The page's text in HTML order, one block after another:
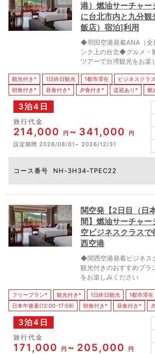
港）燃油サーチャ
に台北市内と九分
飯店）宿泊]利用
◆羽田空港発着ANA（全
ンク上の台北◆グルメ・
ツアーで台湾観光をお楽
観光付き* 1日終日観光 1都市滞在 ビジネスクラ
朝食付き*
昼食付き* 夕食付き* 送迎あり* 燃
3泊4日
コース番号 NH-3H34-TPEC22
旅行代金
214,000 円 341,000
円
設定期間 2026/08/01 2026/12/31
関空発【2日目（日
間】燃油サーチャ
空ビジネスクラス
西空港
◆関西空港発着ビジネス
観光付きのおすすめプラ
をお楽しみください
フリープラン* 観光付き* 1日終日観光 1都市滞在
日本午後着(12:00-17:59)
朝食付き* 昼食付き*
3泊4日
旅行代金
171,000 円 205,000
円